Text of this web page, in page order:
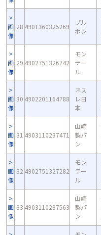
画
像
28 4901360325269
ブル
ボン
画
像
29 4902751326742
モン
テー
ル
画
像
30 4902201164788
ネス
レ日
本
画
像
31 4903110237471
山崎
製パ
ン
画
像
32 4902751327282
モン
テー
ル
画
像
33 4903110237563
山崎
製パ
ン